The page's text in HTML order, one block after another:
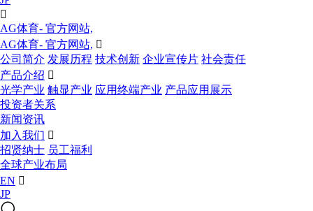

AG体育- 官方网站,
AG体育- 官方网站, 
公司简介 发展历程 技术创新 企业宣传片 社会责任
产品介绍 
光学产业 触显产业 应用终端产业 产品应用展示
投资者关系
新闻资讯
加入我们 
招贤纳士 员工福利
全球产业布局
EN 
JP